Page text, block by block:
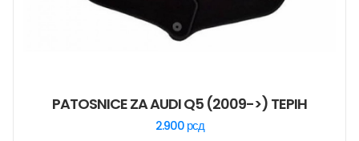
PATOSNICE ZA AUDI Q5 (2009->) TEPIH
2.900 рсд